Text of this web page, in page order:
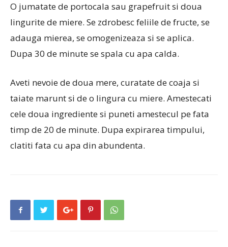
O jumatate de portocala sau grapefruit si doua
lingurite de miere. Se zdrobesc feliile de fructe, se
adauga mierea, se omogenizeaza si se aplica.
Dupa 30 de minute se spala cu apa calda.
Aveti nevoie de doua mere, curatate de coaja si
taiate marunt si de o lingura cu miere. Amestecati
cele doua ingrediente si puneti amestecul pe fata
timp de 20 de minute. Dupa expirarea timpului,
clatiti fata cu apa din abundenta.